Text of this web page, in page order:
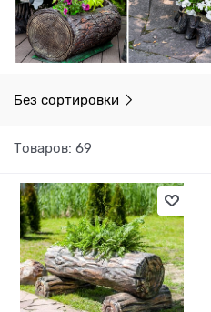
Без сортировки
Товаров: 69